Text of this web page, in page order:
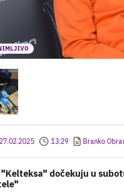
27.02.2025 13:29 Branko
dočekuju u